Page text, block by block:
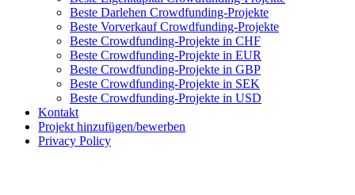
Beste Darlehen Crowdfunding-Projekte
Beste Vorverkauf Crowdfunding-Projekte
Beste Crowdfunding-Projekte in CHF
Beste Crowdfunding-Projekte in EUR
Beste Crowdfunding-Projekte in GBP
Beste Crowdfunding-Projekte in SEK
Beste Crowdfunding-Projekte in USD
Kontakt
Projekt hinzufügen/bewerben
Privacy Policy